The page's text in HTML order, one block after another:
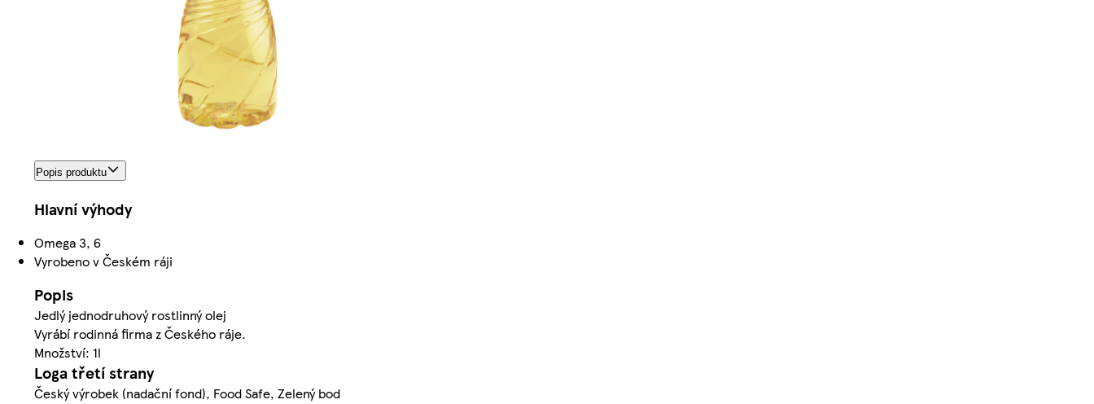
Popis produktu
Hlavní výhody
Omega 3, 6
Vyrobeno v Českém ráji
Popis
Jedlý jednodruhový rostlinný olej
Vyrábí rodinná firma z Českého ráje.
Množství: 1l
Loga třetí strany
Český výrobek (nadační fond), Food Safe, Zelený bod